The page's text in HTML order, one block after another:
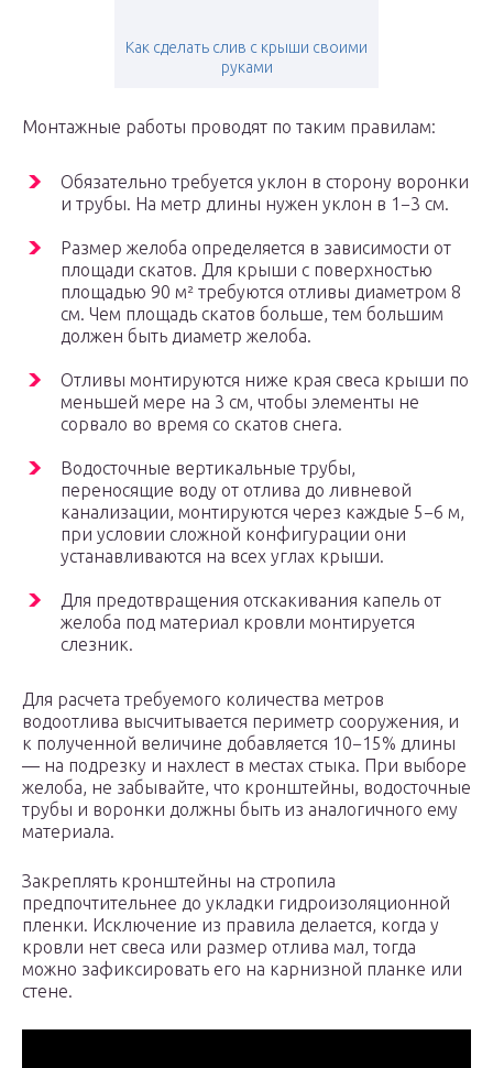
Как сделать слив с крыши своими
руками
Монтажные работы проводят по таким правилам:
Обязательно требуется уклон в сторону воронки
и трубы. На метр длины нужен уклон в 1−3 см.
Размер желоба определяется в зависимости от
площади скатов. Для крыши с поверхностью
площадью 90 м² требуются отливы диаметром 8
см. Чем площадь скатов больше, тем большим
должен быть диаметр желоба.
Отливы монтируются ниже края свеса крыши по
меньшей мере на 3 см, чтобы элементы не
сорвало во время со скатов снега.
Водосточные вертикальные трубы,
переносящие воду от отлива до ливневой
канализации, монтируются через каждые 5−6 м,
при условии сложной конфигурации они
устанавливаются на всех углах крыши.
Для предотвращения отскакивания капель от
желоба под материал кровли монтируется
слезник.
Для расчета требуемого количества метров
водоотлива высчитывается периметр сооружения, и
к полученной величине добавляется 10−15% длины
— на подрезку и нахлест в местах стыка. При выборе
желоба, не забывайте, что кронштейны, водосточные
трубы и воронки должны быть из аналогичного ему
материала.
Закреплять кронштейны на стропила
предпочтительнее до укладки гидроизоляционной
пленки. Исключение из правила делается, когда у
кровли нет свеса или размер отлива мал, тогда
можно зафиксировать его на карнизной планке или
стене.